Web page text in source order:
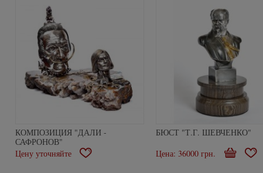
КОМПОЗИЦИЯ "ДАЛИ -
САФРОНОВ"
Цену уточняйте
В
БЮСТ "Т.Г. ШЕВЧЕНКО"
Цена: 36000 грн.
В
В